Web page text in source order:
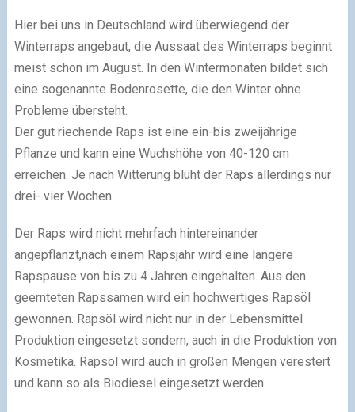
Hier bei uns in Deutschland wird überwiegend der
Winterraps angebaut, die Aussaat des Winterraps beginnt
meist schon im August. In den Wintermonaten bildet sich
eine sogenannte Bodenrosette, die den Winter ohne
Probleme übersteht.
Der gut riechende Raps ist eine ein-bis zweijährige
Pflanze und kann eine Wuchshöhe von 40-120 cm
erreichen. Je nach Witterung blüht der Raps allerdings nur
drei- vier Wochen.
Der Raps wird nicht mehrfach hintereinander
angepflanzt,nach einem Rapsjahr wird eine längere
Rapspause von bis zu 4 Jahren eingehalten. Aus den
geernteten Rapssamen wird ein hochwertiges Rapsöl
gewonnen. Rapsöl wird nicht nur in der Lebensmittel
Produktion eingesetzt sondern, auch in die Produktion von
Kosmetika. Rapsöl wird auch in großen Mengen verestert
und kann so als Biodiesel eingesetzt werden.